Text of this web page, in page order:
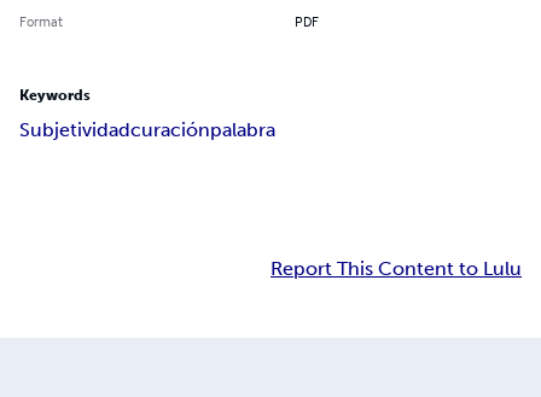
Format PDF
Keywords
Subjetividadcuraciónpalabra
Report This Content to Lulu